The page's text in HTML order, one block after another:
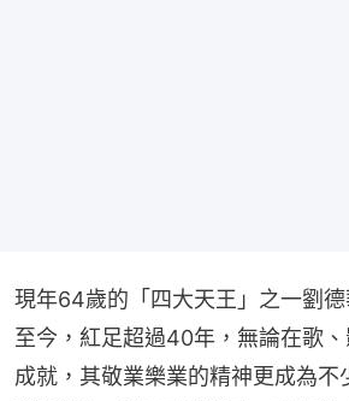
現年64歲的「四大天王」之一劉
至今，紅足超過40年，無論在歌
成就，其敬業樂業的精神更成為不